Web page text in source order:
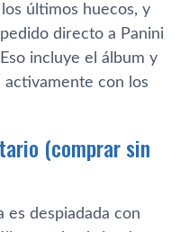
últimos huecos, y
directo a Panini
incluye el álbum y
con los
(comprar sin
es despiadada con